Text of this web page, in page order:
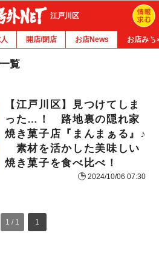
江戸川区
開店/閉店 お店News お店みち
覧
【江戸川区】見つけてしま
った…！ 路地裏の隠れ家
焼き菓子店『まんまぁる』♪
素材を活かした美味しい
焼き菓子を食べ比べ！
2024/10/06 07:30
1 / 1 1